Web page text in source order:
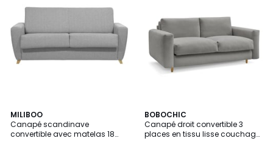
MILIBOO
Canapé scandinave
convertible avec matelas 18
2
Couleurs
BOBOCHIC
Canapé droit convertible 3
places en tissu lisse couchage
8
Couleurs